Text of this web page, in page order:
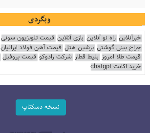
وبگردی
خبرآنلاین راه نو آنلاین بازی آنلاین قیمت تلویزیون سونی
جراح بینی گوشتی پرشین هتل قیمت آهن فولاد ایرانیان
قیمت طلا امروز بلیط قطار شرکت رادوکو قیمت پروفیل
خرید اکانت chatgpt
نسخه دسکتاپ